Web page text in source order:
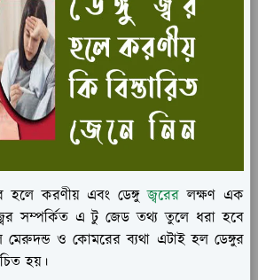
হলে করণীয় এবং ডেঙ্গুজ্বরের লক্ষণ এক
সম্পর্কিত এ টু জেড তথ্য তুলে ধরা হবে
মেরুদন্ড ও কোমরের ব্যথা এটাই হল ডেঙ্গুর
হয়।